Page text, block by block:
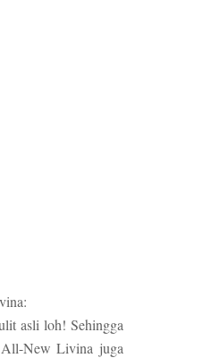
asli loh! Sehingga
All-New Livina juga